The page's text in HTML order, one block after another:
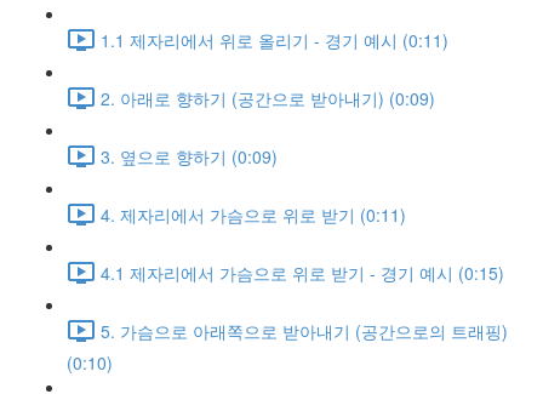
1.1 제자리에서 위로 올리기 - 경기 예시 (0:11)
2. 아래로 향하기 (공간으로 받아내기) (0:09)
3. 옆으로 향하기 (0:09)
4. 제자리에서 가슴으로 위로 받기 (0:11)
4.1 제자리에서 가슴으로 위로 받기 - 경기 예시 (0:15)
5. 가슴으로 아래쪽으로 받아내기 (공간으로의 트래핑)
(0:10)